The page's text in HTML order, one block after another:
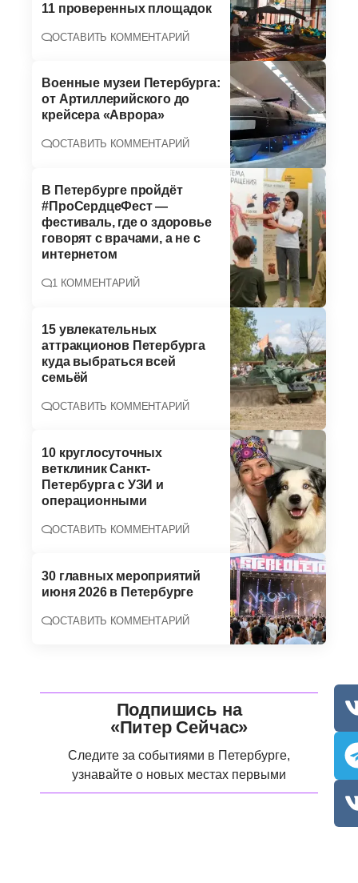
11 проверенных площадок
ОСТАВИТЬ КОММЕНТАРИЙ
Военные музеи Петербурга:
от Артиллерийского до
крейсера «Аврора»
ОСТАВИТЬ КОММЕНТАРИЙ
В Петербурге пройдёт
#ПроСердцеФест —
фестиваль, где о здоровье
говорят с врачами, а не с
интернетом
1 КОММЕНТАРИЙ
15 увлекательных
аттракционов Петербурга
куда выбраться всей
семьёй
ОСТАВИТЬ КОММЕНТАРИЙ
10 круглосуточных
ветклиник Санкт-
Петербурга с УЗИ и
операционными
ОСТАВИТЬ КОММЕНТАРИЙ
30 главных мероприятий
июня 2026 в Петербурге
ОСТАВИТЬ КОММЕНТАРИЙ
Подпишись на
«Питер Сейчас»
Следите за событиями в Петербурге,
узнавайте о новых местах первыми